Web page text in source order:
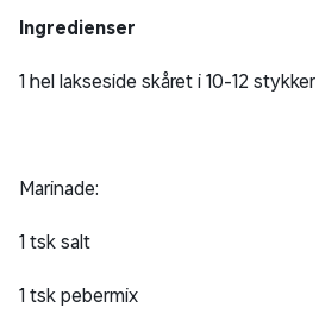
Ingredienser
1 hel lakseside skåret i 10-12 stykker
Marinade:
1 tsk salt
1 tsk pebermix